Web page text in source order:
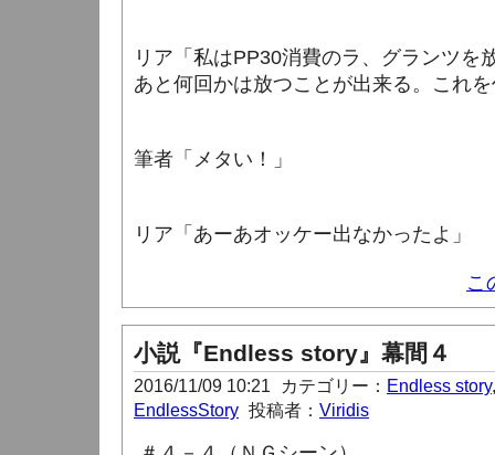
リア「私はPP30消費のラ、グランツを
あと何回かは放つことが出来る。これ
筆者「メタい！」
リア「あーあオッケー出なかったよ」
こ
小説『Endless story』幕間４
2016/11/09 10:21 カテゴリー： Endless story
EndlessStory 投稿者： Viridis